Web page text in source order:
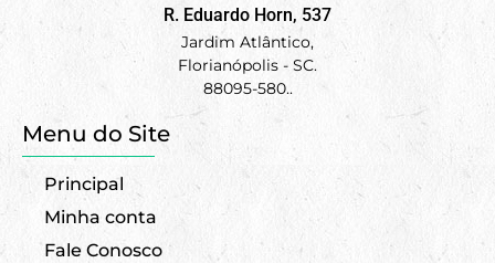
R. Eduardo Horn, 537
Jardim Atlântico,
Florianópolis - SC.
88095-580..
Menu do Site
Principal
Minha conta
Fale Conosco